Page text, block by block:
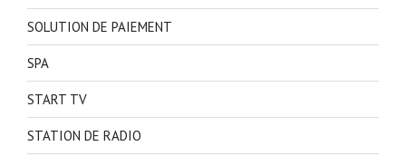
SOLUTION DE PAIEMENT
SPA
START TV
STATION DE RADIO